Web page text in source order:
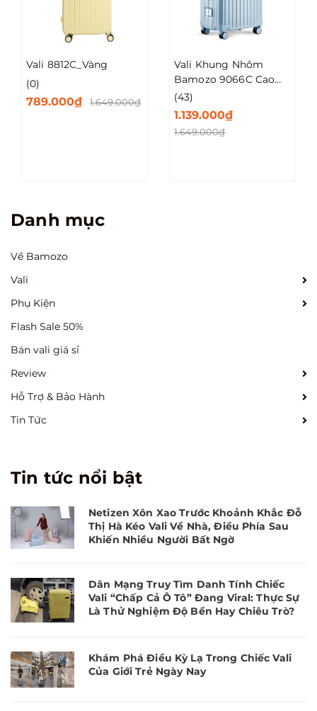
1.649.000₫
Vali Khung Nhôm
Bamozo 9066C Cao
Cấp Size 20/24/28
(43)
Vali Lumi
PC_TÍM
Danh mục
Về Bamozo
Vali
Phụ Kiện
Flash Sale 50%
Bán vali giá sỉ
Review
Hỗ Trợ & Bảo Hành
Tin Tức
Tin tức nổi bật
Netizen Xôn Xao Trước Khoảnh Khắc Đỗ
Thị Hà Kéo Vali Về Nhà, Điều Phía Sau
Khiến Nhiều Người Bất Ngờ
Dân Mạng Truy Tìm Danh Tính Chiếc
Vali “Chấp Cả Ô Tô” Đang Viral: Thực Sự
Là Thử Nghiệm Độ Bền Hay Chiêu Trò?
Khám Phá Điều Kỳ Lạ Trong Chiếc Vali
Của Giới Trẻ Ngày Nay